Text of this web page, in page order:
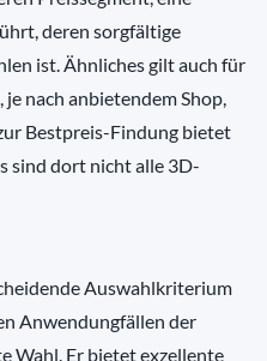
deren sorgfältige
ist. Ähnliches gilt auch für
nach anbietendem Shop,
Bestpreis-Findung bietet
sind dort nicht alle 3D-
Auswahlkriterium
Anwendungfällen der
Wahl. Er bietet exzellente